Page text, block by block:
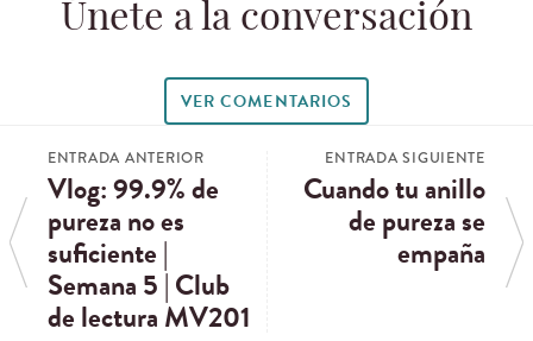
Únete a la conversación
VER COMENTARIOS
ENTRADA ANTERIOR
Vlog: 99.9% de
pureza no es
suficiente |
Semana 5 | Club
de lectura MV201
ENTRADA SIGUIENTE
Cuando tu anillo
de pureza se
empaña